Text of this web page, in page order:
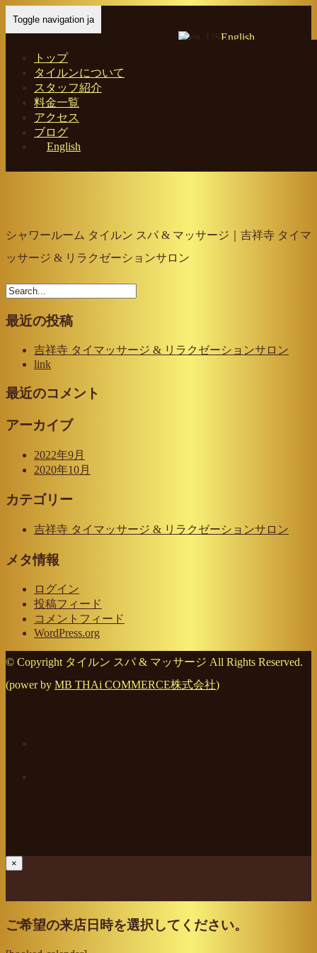
English
Toggle navigation ja
トップ
タイルンについて
スタッフ紹介
料金一覧
アクセス
ブログ
English
-シャワ…
シャワールーム タイルン スパ & マッサージ｜吉祥寺 タイマ
ッサージ & リラクゼーションサロン
最近の投稿
吉祥寺 タイマッサージ & リラクゼーションサロン
link
最近のコメント
アーカイブ
2022年9月
2020年10月
カテゴリー
吉祥寺 タイマッサージ & リラクゼーションサロン
メタ情報
ログイン
投稿フィード
コメントフィード
WordPress.org
© Copyright タイルン スパ & マッサージ All Rights Reserved.
(power by MB THAi COMMERCE株式会社)
×
ご希望の来店日時を選択してください。